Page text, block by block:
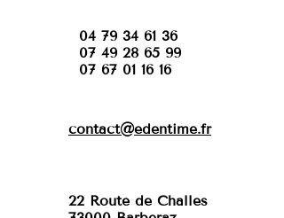
04 79 34 61 36
07 49 28 65 99
07 67 01 16 16
contact@edentime.fr
22 Route de Challes